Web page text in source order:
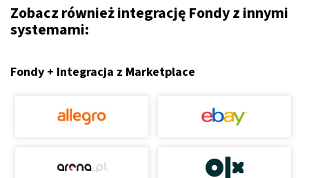
Zobacz również integrację Fondy z innymi
systemami:
Fondy + Integracja z Marketplace